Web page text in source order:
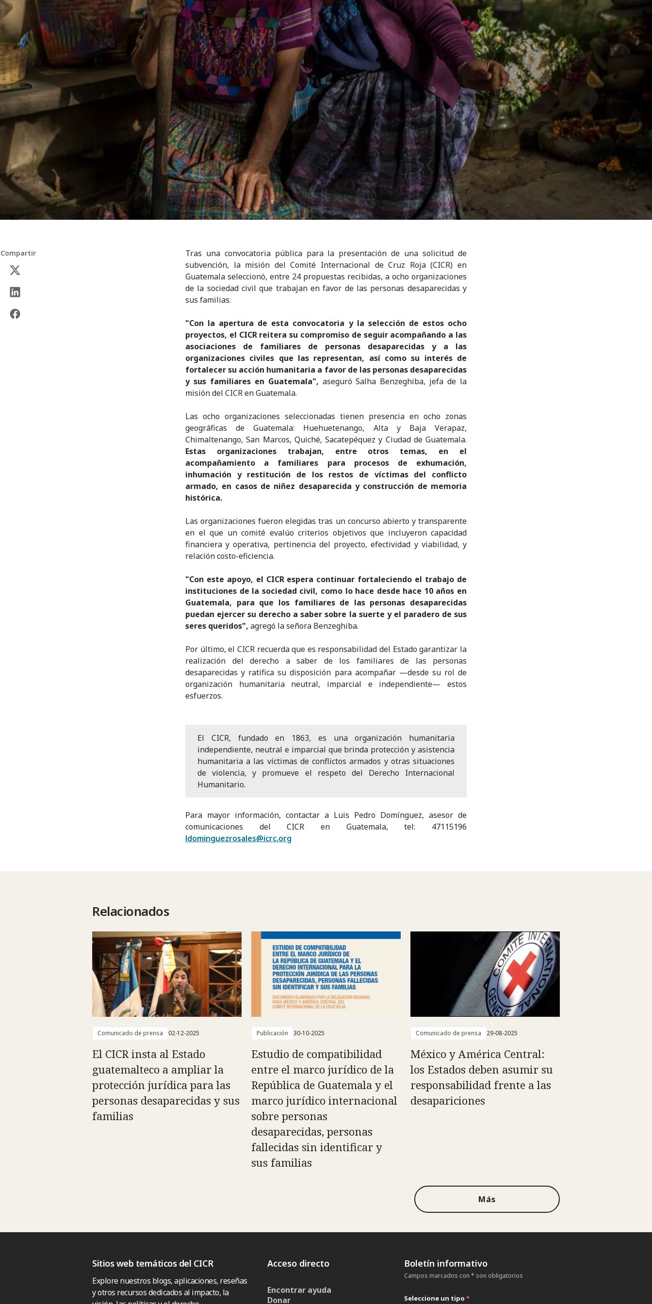
Compartir
Tras una convocatoria pública para la presentación de una solicitud de
subvención, la misión del Comité Internacional de Cruz Roja (CICR) en
Guatemala seleccionó, entre 24 propuestas recibidas, a ocho organizaciones
de la sociedad civil que trabajan en favor de las personas desaparecidas y
sus familias.
"Con la apertura de esta convocatoria y la selección de estos ocho
proyectos, el CICR reitera su compromiso de seguir acompañando a las
asociaciones de familiares de personas desaparecidas y a las
organizaciones civiles que las representan, así como su interés de
fortalecer su acción humanitaria a favor de las personas desaparecidas
y sus familiares en Guatemala", aseguró Salha Benzeghiba, jefa de la
misión del CICR en Guatemala.
Las ocho organizaciones seleccionadas tienen presencia en ocho zonas
geográficas de Guatemala: Huehuetenango, Alta y Baja Verapaz,
Chimaltenango, San Marcos, Quiché, Sacatepéquez y Ciudad de Guatemala.
Estas organizaciones trabajan, entre otros temas, en el
acompañamiento a familiares para procesos de exhumación,
inhumación y restitución de los restos de víctimas del conflicto
armado, en casos de niñez desaparecida y construcción de memoria
histórica.
Las organizaciones fueron elegidas tras un concurso abierto y transparente
en el que un comité evalúo criterios objetivos que incluyeron capacidad
financiera y operativa, pertinencia del proyecto, efectividad y viabilidad, y
relación costo-eficiencia.
"Con este apoyo, el CICR espera continuar fortaleciendo el trabajo de
instituciones de la sociedad civil, como lo hace desde hace 10 años en
Guatemala, para que los familiares de las personas desaparecidas
puedan ejercer su derecho a saber sobre la suerte y el paradero de sus
seres queridos", agregó la señora Benzeghiba.
Por último, el CICR recuerda que es responsabilidad del Estado garantizar la
realización del derecho a saber de los familiares de las personas
desaparecidas y ratifica su disposición para acompañar —desde su rol de
organización humanitaria neutral, imparcial e independiente— estos
esfuerzos.
El CICR, fundado en 1863, es una organización humanitaria
independiente, neutral e imparcial que brinda protección y asistencia
humanitaria a las víctimas de conflictos armados y otras situaciones
de violencia, y promueve el respeto del Derecho Internacional
Humanitario.
Para mayor información, contactar a Luis Pedro Domínguez, asesor de
comunicaciones del CICR en Guatemala, tel: 47115196
ldominguezrosales@icrc.org
Relacionados
Comunicado de prensa 02-12-2025
El CICR insta al Estado
guatemalteco a ampliar la
protección jurídica para las
personas desaparecidas y sus
familias
Publicación 30-10-2025
Estudio de compatibilidad
entre el marco jurídico de la
República de Guatemala y el
marco jurídico internacional
sobre personas
desaparecidas, personas
fallecidas sin identificar y
sus familias
Comunicado de prensa 29-08-2025
México y América Central:
los Estados deben asumir su
responsabilidad frente a las
desapariciones
Más
Sitios web temáticos del CICR
Explore nuestros blogs, aplicaciones, reseñas
y otros recursos dedicados al impacto, la
Acceso directo
Encontrar ayuda
Donar
Boletín informativo
Campos marcados con * son obligatorios
Seleccione un tipo *